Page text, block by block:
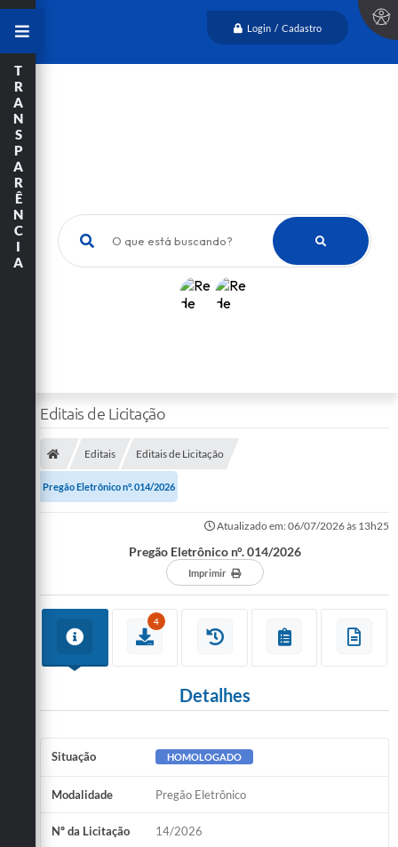
Login / Cadastro
O que está buscando?
T
R
A
N
S
P
A
R
Ê
N
C
I
A
Editais de Licitação
Editais Editais de Licitação
Pregão Eletrônico n°. 014/2026
Atualizado em: 06/07/2026 às 13h25
Pregão Eletrônico n°. 014/2026
Imprimir
4
Detalhes
Situação HOMOLOGADO
Modalidade Pregão Eletrônico
Nº da Licitação 14/2026